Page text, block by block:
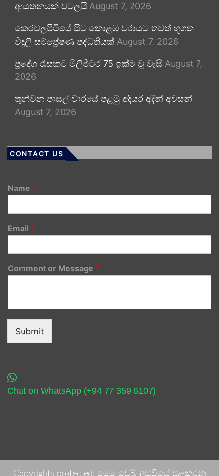
ආයතනයක් වටලයි August 7, 2026
කෙරවලපිටියේ සිට කොළඹ වරායට තවත් භූගත
විදුලි සම්ප්‍රේෂණ පද්ධතියක් August 7, 2026
ප්‍රදේශ රැසකට මිලිමීටර 75 ඉක්ම වූ වැසි August 7,
2026
තුන්වන පාසල් වාරයේ පළමු අදියර අදින් අවසන්
August 7, 2026
CONTACT US
Name *
Email *
Comment or Message *
Submit
Chat on WhatsApp (+94 77 359 6107)
Copyrights protected: මෙම වෙබ් අඩවියේ පළකරනු